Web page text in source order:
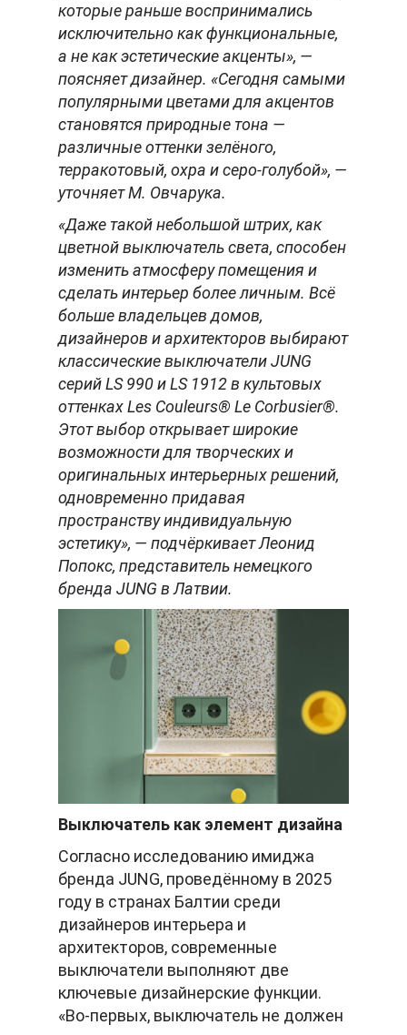
которые раньше воспринимались
исключительно как функциональные,
а не как эстетические акценты», —
поясняет дизайнер. «Сегодня самыми
популярными цветами для акцентов
становятся природные тона —
различные оттенки зелёного,
терракотовый, охра и серо-голубой», —
уточняет М. Овчарука.
«Даже такой небольшой штрих, как
цветной выключатель света, способен
изменить атмосферу помещения и
сделать интерьер более личным. Всё
больше владельцев домов,
дизайнеров и архитекторов выбирают
классические выключатели JUNG
серий LS 990 и LS 1912 в культовых
оттенках Les Couleurs® Le Corbusier®.
Этот выбор открывает широкие
возможности для творческих и
оригинальных интерьерных решений,
одновременно придавая
пространству индивидуальную
эстетику», — подчёркивает Леонид
Попокс, представитель немецкого
бренда JUNG в Латвии.
Выключатель как элемент дизайна
Согласно исследованию имиджа
бренда JUNG, проведённому в 2025
году в странах Балтии среди
дизайнеров интерьера и
архитекторов, современные
выключатели выполняют две
ключевые дизайнерские функции.
«Во-первых, выключатель не должен